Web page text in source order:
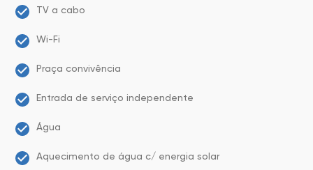
TV a cabo
Wi-Fi
Praça convivência
Entrada de serviço independente
Água
Aquecimento de água c/ energia solar